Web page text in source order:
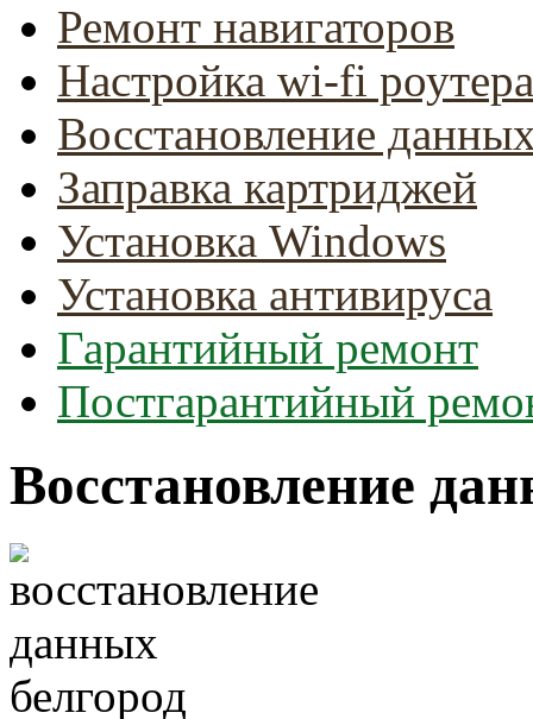
Ремонт навигаторов
Настройка wi-fi роутера
Восстановление
Заправка картриджей
Установка Windows
Установка антивируса
Гарантийный ремонт
Постгарантийный
Восстановление